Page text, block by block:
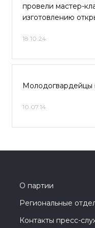
провели мастер-
изготовлению
18.10.24
Молодогвардейцы
10.07.14
О партии
Региональные
Контакты пресс-